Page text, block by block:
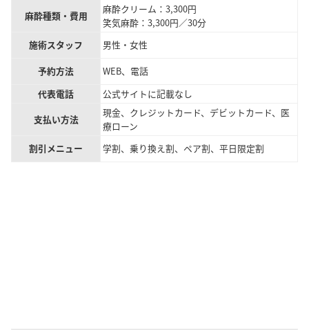
麻酔種類・費用
麻酔クリーム：3,300円
笑気麻酔：3,300円／30分
施術スタッフ
男性・女性
予約方法
WEB、電話
代表電話
公式サイトに記載なし
支払い方法
現金、クレジットカード、デビットカード、医
療ローン
割引メニュー
学割、乗り換え割、ペア割、平日限定割